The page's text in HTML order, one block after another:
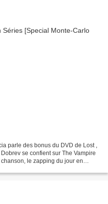
parle des bonus du DVD de Lost ,
se confient sur The Vampire
le zapping du jour en